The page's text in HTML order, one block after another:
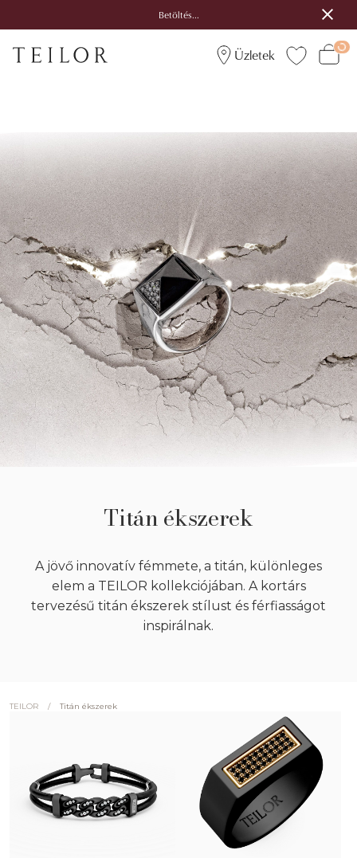
Betöltés...
Üzletek
Titán ékszerek
A jövő innovatív fémmete, a titán, különleges
elem a TEILOR kollekciójában. A kortárs
tervezésű titán ékszerek stílust és férfiasságot
inspirálnak.
TEILOR / Titán ékszerek